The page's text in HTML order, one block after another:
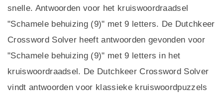
snelle. Antwoorden voor het kruiswoordraadsel
"Schamele behuizing (9)" met 9 letters. De Dutchkeer
Crossword Solver heeft antwoorden gevonden voor
"Schamele behuizing (9)" met 9 letters in het
kruiswoordraadsel. De Dutchkeer Crossword Solver
vindt antwoorden voor klassieke kruiswoordpuzzels